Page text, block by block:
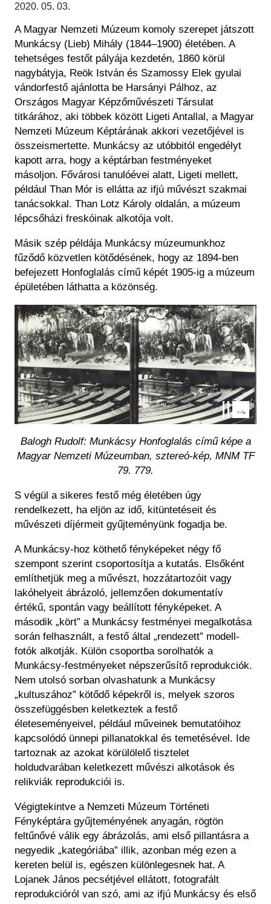
Régészet
Felnőttképzés
Közérdekű adatok
Történeti Fényképtár
Éremtár
Központi Könyvtár
2020. 05. 03.
A Magyar Nemzeti Múzeum komoly szerepet játszott
Munkácsy (Lieb) Mihály (1844–1900) életében. A
tehetséges festőt pályája kezdetén, 1860 körül
nagybátyja, Reök István és Szamossy Elek gyulai
vándorfestő ajánlotta be Harsányi Pálhoz, az
Országos Magyar Képzőművészeti Társulat
titkárához, aki többek között Ligeti Antallal, a Magyar
Nemzeti Múzeum Képtárának akkori vezetőjével is
összeismertette. Munkácsy az utóbbitól engedélyt
kapott arra, hogy a képtárban festményeket
másoljon. Fővárosi tanulóévei alatt, Ligeti mellett,
például Than Mór is ellátta az ifjú művészt szakmai
tanácsokkal. Than Lotz Károly oldalán, a múzeum
lépcsőházi freskóinak alkotója volt.
Másik szép példája Munkácsy múzeumunkhoz
fűződő közvetlen kötődésének, hogy az 1894-ben
befejezett Honfoglalás című képét 1905-ig a múzeum
épületében láthatta a közönség.
Kép
Balogh Rudolf: Munkácsy Honfoglalás című képe a
Magyar Nemzeti Múzeumban, sztereó-kép, MNM TF
79. 779.
S végül a sikeres festő még életében úgy
rendelkezett, ha eljön az idő, kitüntetéseit és
művészeti díjérmeit gyűjteményünk fogadja be.
A Munkácsy-hoz köthető fényképeket négy fő
szempont szerint csoportosítja a kutatás. Elsőként
említhetjük meg a művészt, hozzátartozóit vagy
lakóhelyeit ábrázoló, jellemzően dokumentatív
értékű, spontán vagy beállított fényképeket. A
második „kört” a Munkácsy festményei megalkotása
során felhasznált, a festő által „rendezett” modell-
fotók alkotják. Külön csoportba sorolhatók a
Munkácsy-festményeket népszerűsítő reprodukciók.
Nem utolsó sorban olvashatunk a Munkácsy
„kultuszához” kötődő képekről is, melyek szoros
összefüggésben keletkeztek a festő
életeseményeivel, például műveinek bemutatóihoz
kapcsolódó ünnepi pillanatokkal és temetésével. Ide
tartoznak az azokat körülölelő tisztelet
holdudvarában keletkezett művészi alkotások és
relikviák reprodukciói is.
Végigtekintve a Nemzeti Múzeum Történeti
Fényképtára gyűjteményének anyagán, rögtön
feltűnővé válik egy ábrázolás, ami első pillantásra a
negyedik „kategóriába” illik, azonban még ezen a
kereten belül is, egészen különlegesnek hat. A
Lojanek János pecsétjével ellátott, fotografált
reprodukcióról van szó, ami az ifjú Munkácsy és első